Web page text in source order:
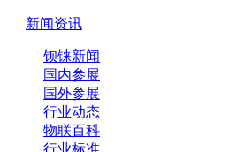
新闻资讯
钡铼新闻
国内参展
国外参展
行业动态
物联百科
行业标准